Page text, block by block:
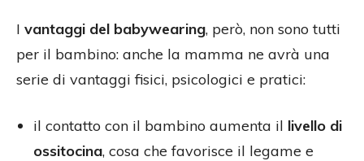
I vantaggi del babywearing, però, non sono tutti
per il bambino: anche la mamma ne avrà una
serie di vantaggi fisici, psicologici e pratici:
il contatto con il bambino aumenta il livello di
ossitocina, cosa che favorisce il legame e